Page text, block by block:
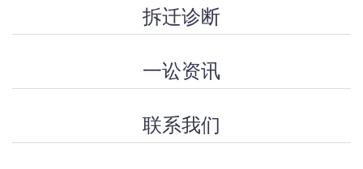
拆迁诊断
一讼资讯
联系我们